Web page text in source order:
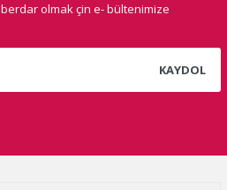
olmak çin e- bültenimize
KAYDOL